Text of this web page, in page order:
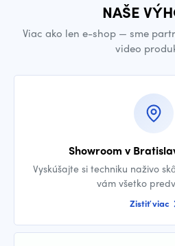
NAŠE
Viac ako len e-shop — sme
video
Showroom v
Vyskúšajte si techniku naživo
vám všetko
Zistiť viac